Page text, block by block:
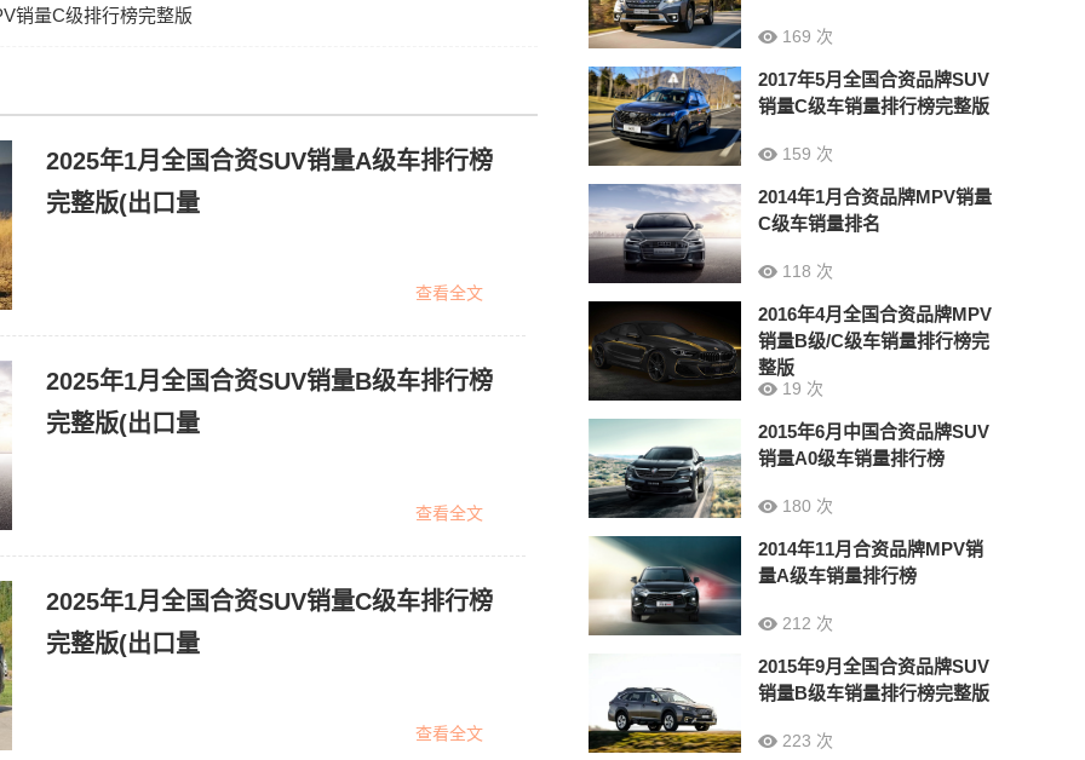
销量C级排行榜完整版
2025年1月全国合资SUV销量A级车排行榜
完整版(出口量
查看全文
2025年1月全国合资SUV销量B级车排行榜
完整版(出口量
查看全文
2025年1月全国合资SUV销量C级车排行榜
完整版(出口量
查看全文
169 次
2017年5月全国合资品牌SUV
销量C级车销量排行榜完整版
159 次
2014年1月合资品牌MPV销量
C级车销量排名
118 次
2016年4月全国合资品牌MPV
销量B级/C级车销量排行榜完
整版
19 次
2015年6月中国合资品牌SUV
销量A0级车销量排行榜
180 次
2014年11月合资品牌MPV销
量A级车销量排行榜
212 次
2015年9月全国合资品牌SUV
销量B级车销量排行榜完整版
223 次